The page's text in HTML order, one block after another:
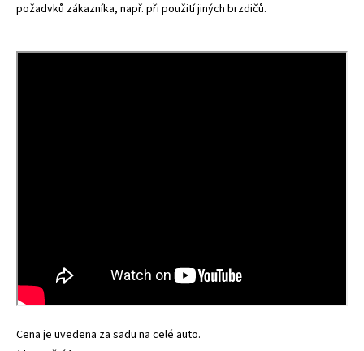
požadvků zákazníka, např. při použití jiných brzdičů.
Cena je uvedena za sadu na celé auto.